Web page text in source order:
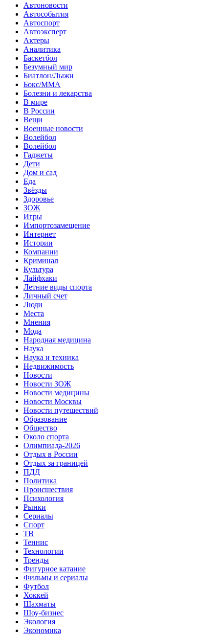
Автоновости
Автособытия
Автоспорт
Автоэксперт
Актеры
Аналитика
Баскетбол
Безумный мир
Биатлон/Лыжи
Бокс/MMA
Болезни и лекарства
В мире
В России
Вещи
Военные новости
Волейбол
Волейбол
Гаджеты
Дети
Дом и сад
Еда
Звёзды
Здоровье
ЗОЖ
Игры
Импортозамещение
Интернет
Истории
Компании
Криминал
Культура
Лайфхаки
Летние виды спорта
Личный счет
Люди
Места
Мнения
Мода
Народная медицина
Наука
Наука и техника
Недвижимость
Новости
Новости ЗОЖ
Новости медицины
Новости Москвы
Новости путешествий
Образование
Общество
Около спорта
Олимпиада-2026
Отдых в России
Отдых за границей
ПДД
Политика
Происшествия
Психология
Рынки
Сериалы
Спорт
ТВ
Теннис
Технологии
Тренды
Фигурное катание
Фильмы и сериалы
Футбол
Хоккей
Шахматы
Шоу-бизнес
Экология
Экономика